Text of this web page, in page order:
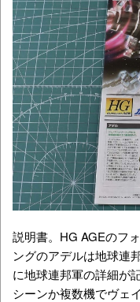
説明書。HG AGEのフ
ングのアデルは地球連
に地球連邦軍の詳細が
シーンか複数機でヴェ